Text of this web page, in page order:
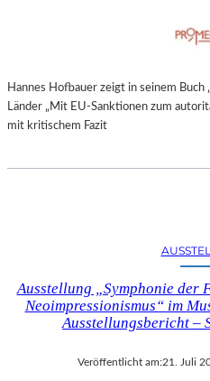
Hannes Hofbauer zeigt in seinem
Länder „Mit EU-Sanktionen zum
mit kritischem Fazit
Ausstellung „Symphonie der
Neoimpressionismus“ im
Ausstellungsbericht –
Veröffentlicht am:21. Juli